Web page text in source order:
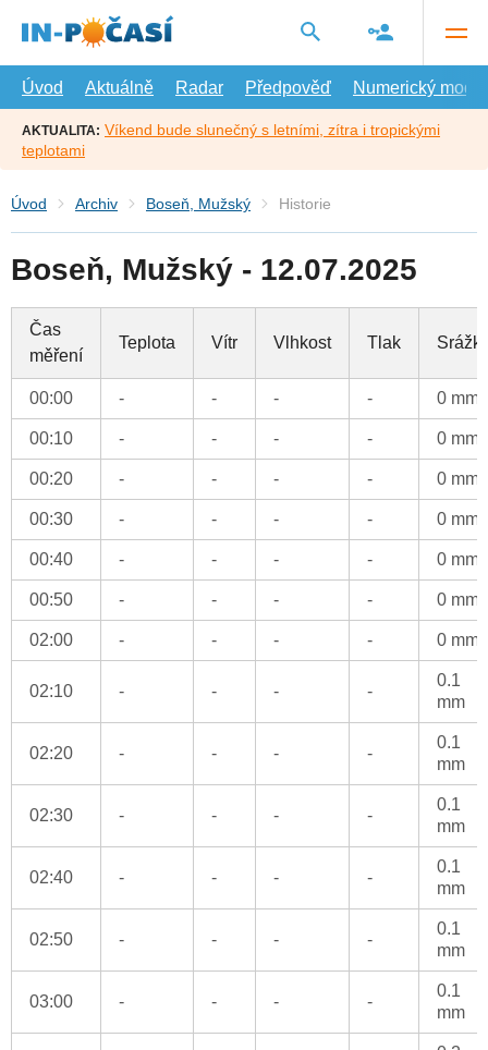
hlavní
Úvod
Aktuálně Radar Předpověď Numerický model
AKTUALITA: Víkend bude slunečný s letními, zítra i tropickými
teplotami
Úvod Archiv Boseň, Mužský Historie
Boseň, Mužský - 12.07.2025
Čas
měření
Teplota Vítr Vlhkost Tlak
00:00 - - - - 0 mm
00:10 - - - - 0 mm
00:20 - - - - 0 mm
00:30 - - - - 0 mm
00:40 - - - - 0 mm
00:50 - - - - 0 mm
02:00 - - - - 0 mm
02:10 - - - -
0.1
mm
02:20 - - - -
0.1
mm
02:30 - - - -
0.1
mm
02:40 - - - -
0.1
mm
02:50 - - - -
0.1
mm
03:00 - - - -
0.1
mm